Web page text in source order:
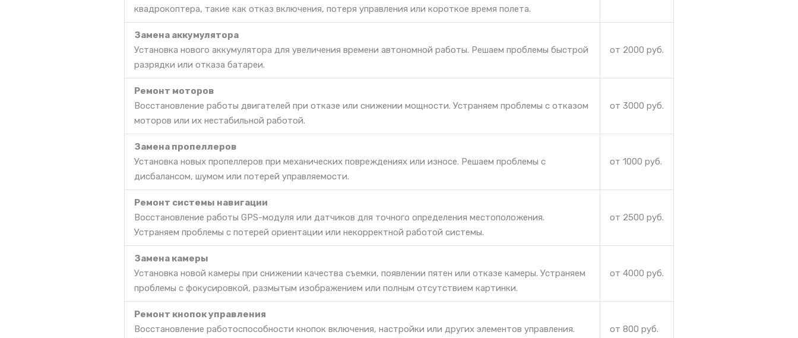
квадрокоптера, такие как отказ включения, потеря управления или короткое время полета.
Замена аккумулятора
Установка нового аккумулятора для увеличения времени автономной работы. Решаем проблемы быстрой
разрядки или отказа батареи.
от 2000 руб.
Ремонт моторов
Восстановление работы двигателей при отказе или снижении мощности. Устраняем проблемы с отказом
моторов или их нестабильной работой.
от 3000 руб.
Замена пропеллеров
Установка новых пропеллеров при механических повреждениях или износе. Решаем проблемы с
дисбалансом, шумом или потерей управляемости.
от 1000 руб.
Ремонт системы навигации
Восстановление работы GPS-модуля или датчиков для точного определения местоположения.
Устраняем проблемы с потерей ориентации или некорректной работой системы.
от 2500 руб.
Замена камеры
Установка новой камеры при снижении качества съемки, появлении пятен или отказе камеры. Устраняем
проблемы с фокусировкой, размытым изображением или полным отсутствием картинки.
от 4000 руб.
Ремонт кнопок управления
Восстановление работоспособности кнопок включения, настройки или других элементов управления.
от 800 руб.